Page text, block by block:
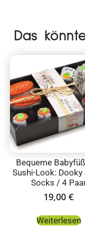
Das
Bequeme
Sushi-Look: Dooky
Socks / 4
19,00 €
Weiterlesen